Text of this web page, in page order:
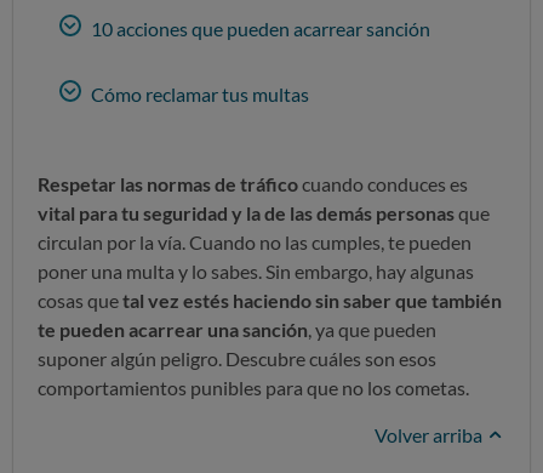
10 acciones que pueden acarrear sanción
Cómo reclamar tus multas
Respetar las normas de tráficocuando conduces es
vital para tu seguridad y la de las demás personasque
circulan por la vía. Cuando no las cumples, te pueden
poner una multa y lo sabes. Sin embargo, hay algunas
cosas quetal vez estés haciendo sin saber que también
te pueden acarrear una sanción , ya que pueden
suponer algún peligro. Descubre cuáles son esos
comportamientos punibles para que no los cometas.
Volver arriba